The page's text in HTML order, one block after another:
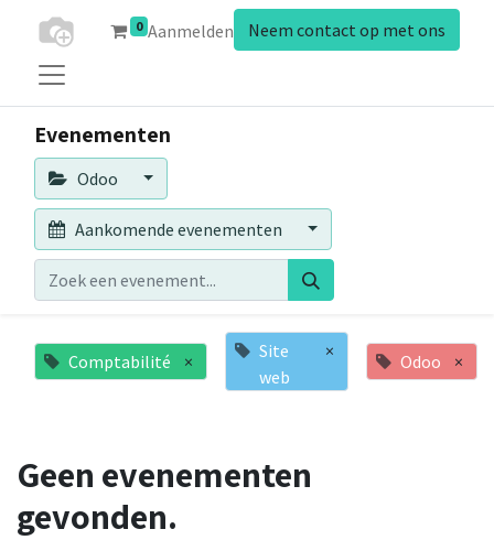
0 Aanmelden Neem contact op met ons
Evenementen
Odoo
Aankomende evenementen
Comptabilité ×
Site
web
× Odoo ×
Geen evenementen
gevonden.